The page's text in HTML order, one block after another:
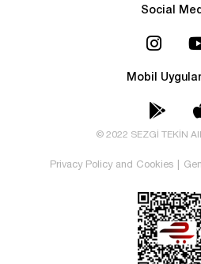
Social
Mobil
© 2022 SEZGİ TEKİN
Privacy Policy and Cookies